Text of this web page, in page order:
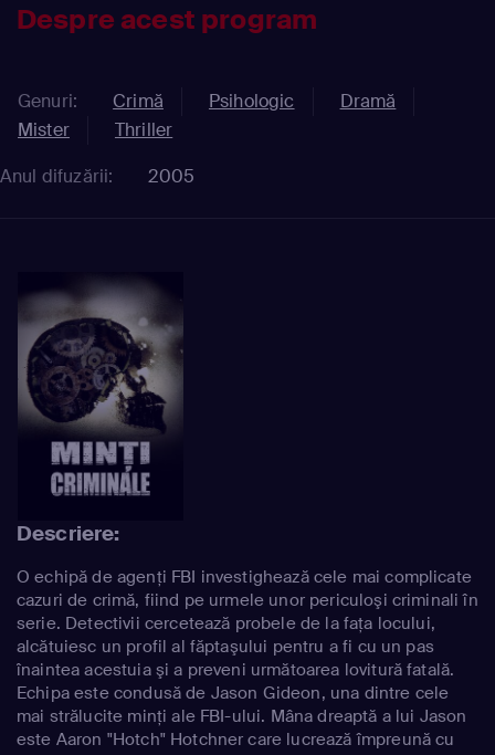
Despre acest program
Genuri: Crimă Psihologic
Dramă
Mister
Thriller
Anul difuzării:
2005
Descriere:
O echipă de agenţi FBI investighează cele mai complicate
cazuri de crimă, fiind pe urmele unor periculoşi criminali în
serie. Detectivii cercetează probele de la faţa locului,
alcătuiesc un profil al făptaşului pentru a fi cu un pas
înaintea acestuia şi a preveni următoarea lovitură fatală.
Echipa este condusă de Jason Gideon, una dintre cele
mai strălucite minţi ale FBI-ului. Mâna dreaptă a lui Jason
este Aaron "Hotch" Hotchner care lucrează împreună cu